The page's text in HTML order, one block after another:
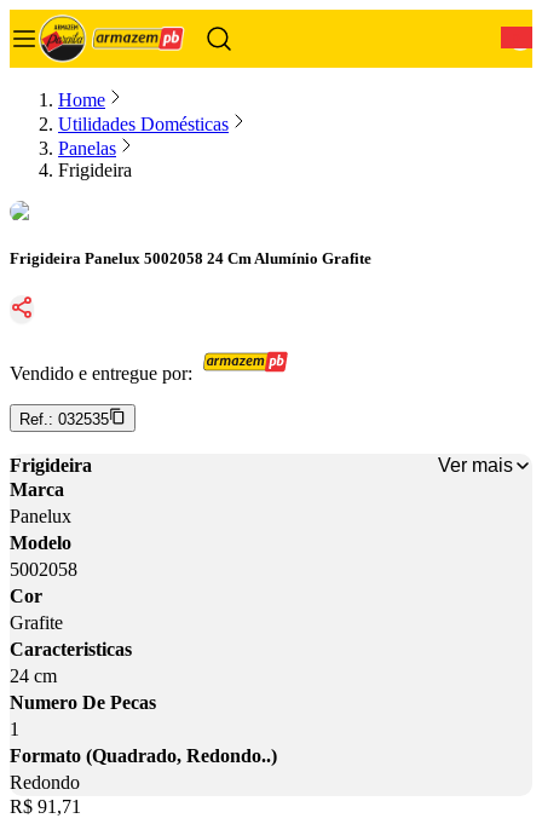
Home
Utilidades Domésticas
Panelas
Frigideira
Frigideira Panelux 5002058 24 Cm Alumínio Grafite
Vendido e entregue por:
Ref.: 032535
Frigideira
Ver mais
Marca
Panelux
Modelo
5002058
Cor
Grafite
Caracteristicas
24 cm
Numero De Pecas
1
Formato (Quadrado, Redondo..)
Redondo
Price:
R$ 91,71